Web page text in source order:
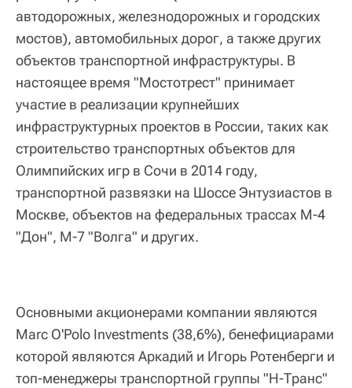
автодорожных, железнодорожных и городских
мостов), автомобильных дорог, а также других
объектов транспортной инфраструктуры. В
настоящее время "Мостотрест" принимает
участие в реализации крупнейших
инфраструктурных проектов в России, таких как
строительство транспортных объектов для
Олимпийских игр в Сочи в 2014 году,
транспортной развязки на Шоссе Энтузиастов в
Москве, объектов на федеральных трассах М-4
"Дон", М-7 "Волга" и других.
Основными акционерами компании являются
Marc O'Polo Investments (38,6%), бенефициарами
которой являются Аркадий и Игорь Ротенберги и
топ-менеджеры транспортной группы "Н-Транс"